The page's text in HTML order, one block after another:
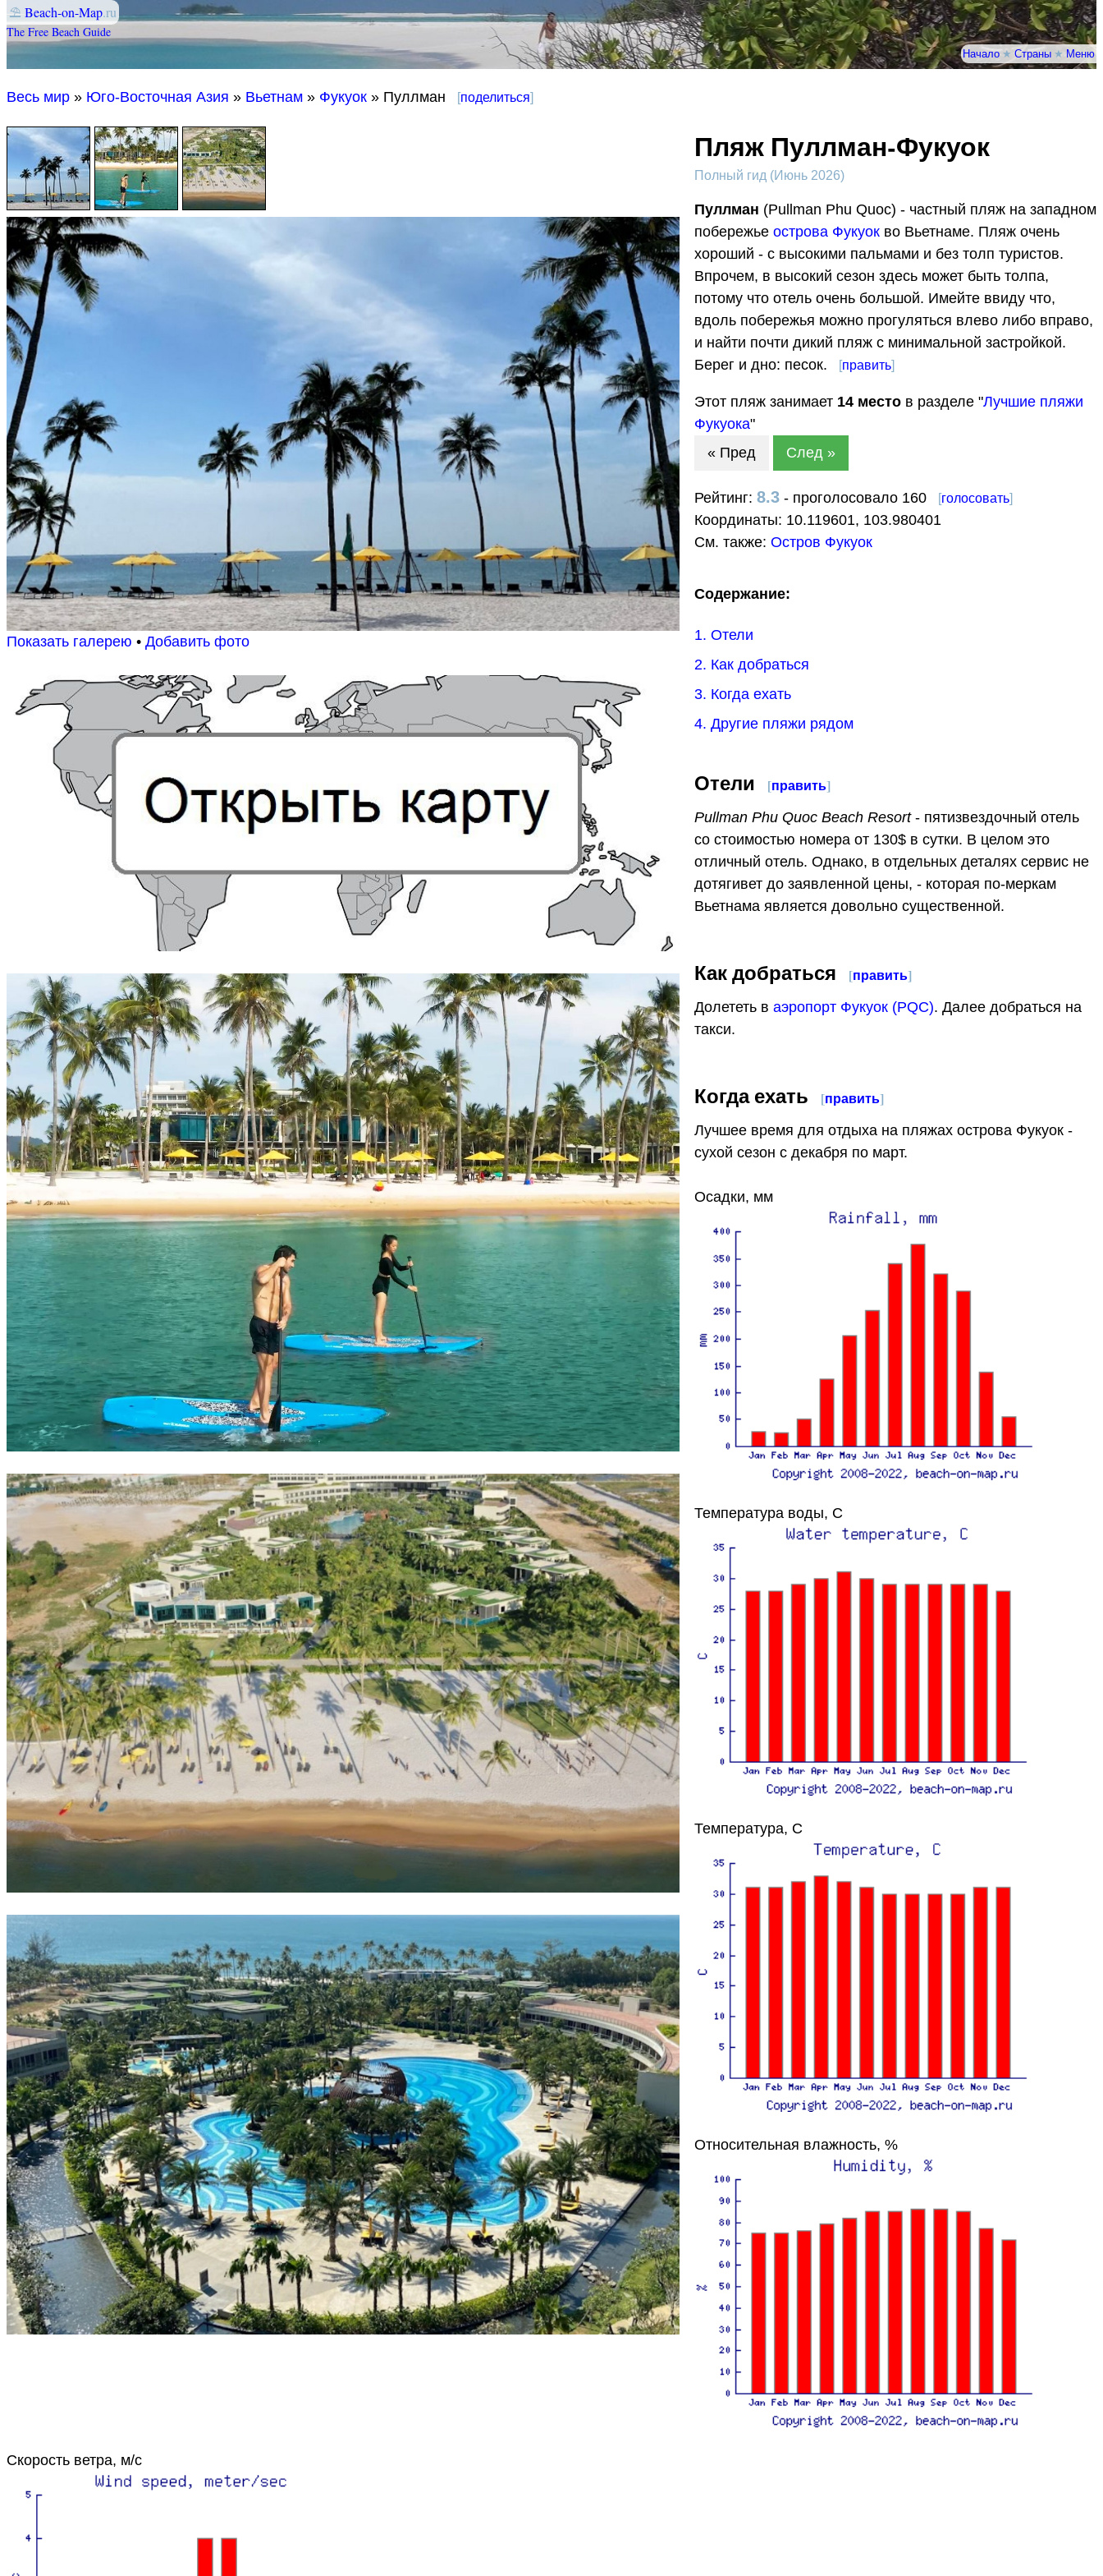
⛱ Beach-on-Map.ru
The Free Beach Guide
Начало★ Страны ★ Меню
Весь мир » Юго-Восточная Азия » Вьетнам » Фукуок » Пуллман [поделиться]
Показать галерею • Добавить фото
Пляж Пуллман-Фукуок
Полный гид (Июнь 2026)
Пуллман (Pullman Phu Quoc) - частный пляж на западном
побережье острова Фукуокво Вьетнаме. Пляж очень
хороший - с высокими пальмами и без толп туристов.
Впрочем, в высокий сезон здесь может быть толпа,
потому что отель очень большой. Имейте ввиду что,
вдоль побережья можно прогуляться влево либо вправо,
и найти почти дикий пляж с минимальной застройкой.
Берег и дно: песок.
[править]
Этот пляж занимает 14местов разделе "Лучшие пляжи
Фукуока"
« Пред
След »
Рейтинг: 8.3- проголосовало 160 [голосовать]
Координаты: 10.119601, 103.980401
См. также: Остров Фукуок
Содержание:
1. Отели
2. Как добраться
3. Когда ехать
4. Другие пляжи рядом
Отели [править]
Pullman Phu Quoc Beach Resort- пятизвездочный отель
со стоимостью номера от 130$ в сутки. В целом это
отличный отель. Однако, в отдельных деталях сервис не
дотягивет до заявленной цены, - которая по-меркам
Вьетнама является довольно существенной.
Как добраться [править]
Долететь в аэропорт Фукуок (PQC). Далее добраться на
такси.
Когда ехать [править]
Лучшее время для отдыха на пляжах острова Фукуок -
сухой сезон с декабря по март.
Осадки, мм
Температура воды, C
Температура, C
Относительная влажность, %
Скорость ветра, м/с